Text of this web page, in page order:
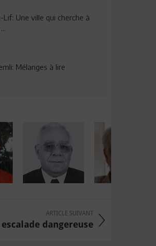
Lif: Une ville qui cherche à
Mélanges à lire
ARTICLE SUIVANT
dangereuse